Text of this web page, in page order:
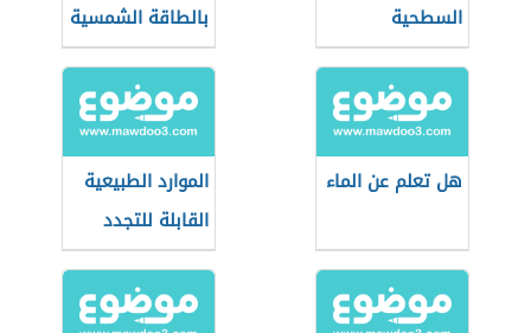
السطحية
والجوفية
بالطاقة الشمسية
هل تعلم عن الماء
الموارد الطبيعية
القابلة للتجدد